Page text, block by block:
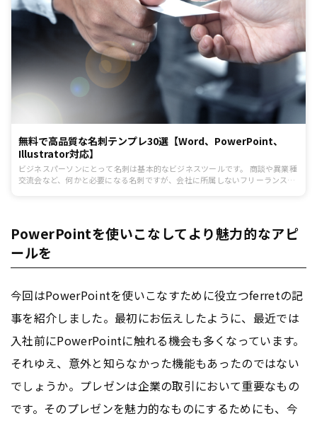
無料で高品質な名刺テンプレ30選【Word、PowerPoint、
Illustrator対応】
ビジネスパーソンにとって名刺は基本的なビジネスツールです。 商談や異業種
交流会など、何かと必要になる名刺ですが、会社に所属しないフリーランスの
PowerPointを使いこなしてより魅力的なアピ
ールを
今回はPowerPointを使いこなすために役立つferretの記
事を紹介しました。最初にお伝えしたように、最近では
入社前にPowerPointに触れる機会も多くなっています。
それゆえ、意外と知らなかった機能もあったのではない
でしょうか。プレゼンは企業の取引において重要なもの
です。そのプレゼンを魅力的なものにするためにも、今